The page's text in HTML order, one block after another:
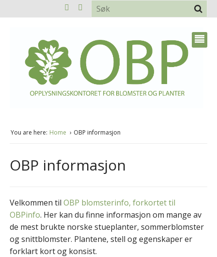
You are here: Home OBP informasjon
OBP informasjon
Velkommen til OBP blomsterinfo, forkortet til
OBPinfo. Her kan du finne informasjon om mange av
de mest brukte norske stueplanter, sommerblomster
og snittblomster. Plantene, stell og egenskaper er
forklart kort og konsist.